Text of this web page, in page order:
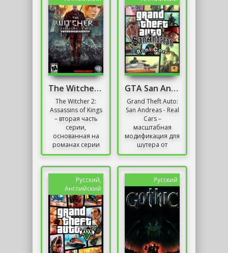
The Witcher 2: Assassins of Kings - Enhanced
The Witcher 2:
Assassins of Kings
– вторая часть
серии,
основанная на
романах серии
«Ведьмак»
и в «оригинале»
главный герой,...
GTA San Andreas Real Cars
Grand Theft Auto:
San Andreas - Real
Cars –
масштабная
модификация для
шутера от
третьего лица от
преимущественно...
Русский,
Английский
Русский